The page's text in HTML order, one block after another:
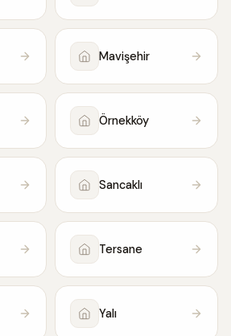
Mavişehir
Örnekköy
Sancaklı
Tersane
Yalı